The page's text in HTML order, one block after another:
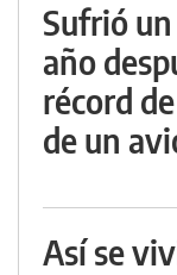
Sufrió
año
récord
de un
Así se